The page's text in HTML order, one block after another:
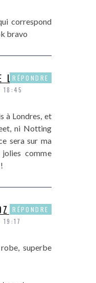
correspond
bravo
L
à Londres, et
ni Notting
sera sur ma
comme
RÉPONDRE
superbe
RÉPONDRE